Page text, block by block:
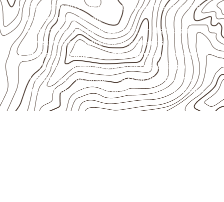
Revestimentos internos, painéis e divisórias para
projetos profissionais.
Projetos de transporte que utilizam chapas em
revestimentos e componentes internos.
Indústrias e linhas de montagem que necessitam
de chapas com formato e espessura definidos.
Aplicações relacionadas ao setor náutico, sem
presumir uso submerso ou impermeabilidade total.